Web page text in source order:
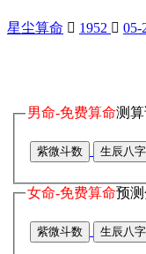
星尘算命  1952  05-
男命-免费算命测
紫微斗数 生辰八字
女命-免费算命预
紫微斗数 生辰八字